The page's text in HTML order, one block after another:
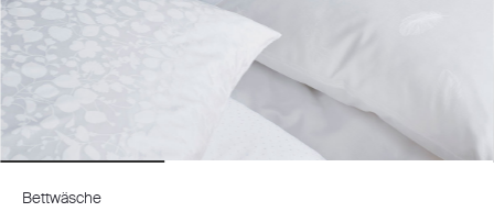
Bettwäsche